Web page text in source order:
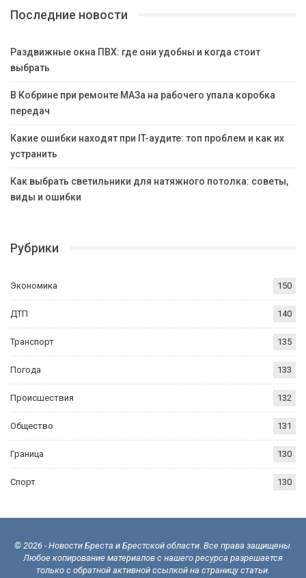
Последние новости
Раздвижные окна ПВХ: где они удобны и когда стоит
выбрать
В Кобрине при ремонте МАЗа на рабочего упала коробка
передач
Какие ошибки находят при IT-аудите: топ проблем и как их
устранить
Как выбрать светильники для натяжного потолка: советы,
виды и ошибки
Рубрики
Экономика 150
ДТП 140
Транспорт 135
Погода 133
Происшествия 132
Общество 131
Граница 130
Спорт 130
© 2026 - Новости Бреста и Брестской области. Все права защищены.
Любое копирование материалов с нашего ресурса разрешается
только с обратной активной ссылкой на страницу статьи.